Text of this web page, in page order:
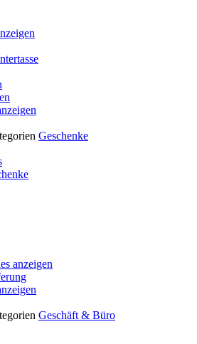
Geschenke
anzeigen
Geschäft & Büro